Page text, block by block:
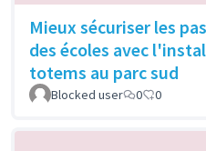
Mieux sécuriser les
des écoles avec
totems au parc sud
Blocked user 0 0